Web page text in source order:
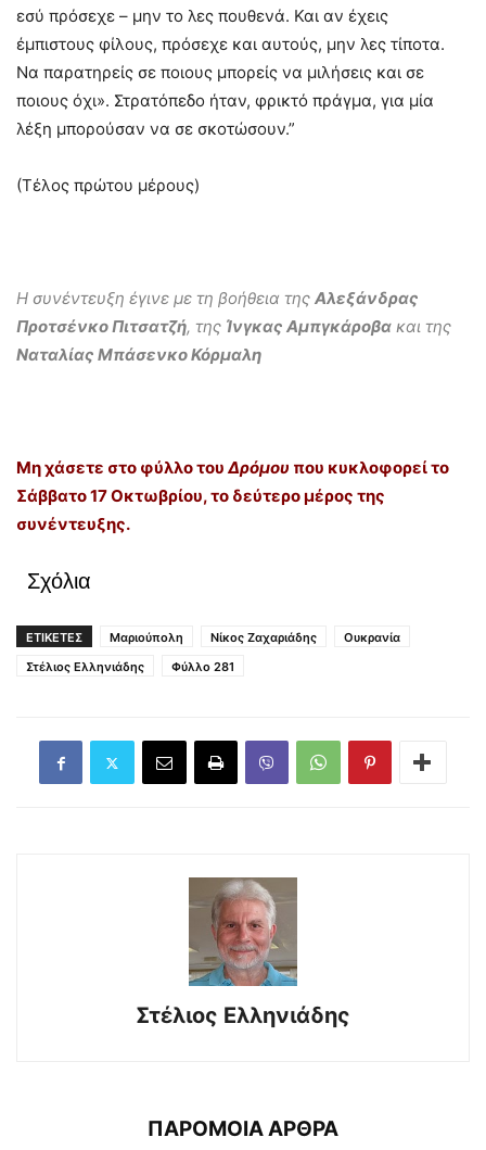
εσύ πρόσεχε – μην το λες πουθενά. Και αν έχεις
έμπιστους φίλους, πρόσεχε και αυτούς, μην λες τίποτα.
Να παρατηρείς σε ποιους μπορείς να μιλήσεις και σε
ποιους όχι». Στρατόπεδο ήταν, φρικτό πράγμα, για μία
λέξη μπορούσαν να σε σκοτώσουν.”
(Τέλος πρώτου μέρους)
Η συνέντευξη έγινε με τη βοήθεια της Αλεξάνδρας
Προτσένκο Πιτσατζή, της Ίνγκας Αμπγκάροβα και της
Ναταλίας Μπάσενκο Κόρμαλη
Μη χάσετε στο φύλλο τουΔρόμου που κυκλοφορεί το
Σάββατο 17 Οκτωβρίου, το δεύτερο μέρος της
συνέντευξης.
Σχόλια
ΕΤΙΚΕΤΕΣ Μαριούπολη Νίκος Ζαχαριάδης
Ουκρανία
Στέλιος Ελληνιάδης
Φύλλο 281
Στέλιος Ελληνιάδης
ΠΑΡΟΜΟΙΑ ΑΡΘΡΑ